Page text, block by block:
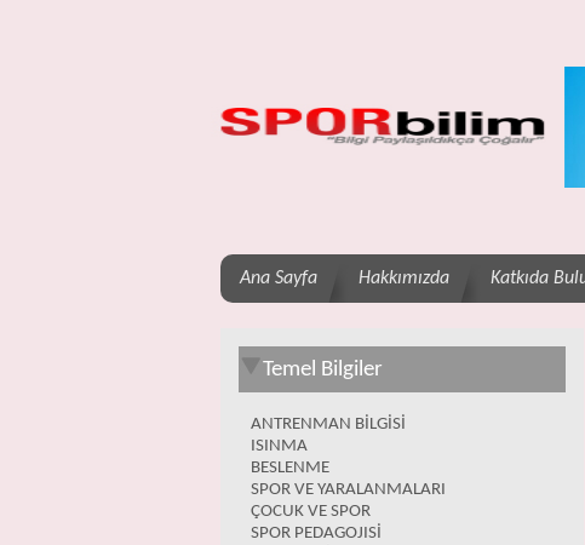
Ana Sayfa Hakkımızda Katkıda
Temel Bilgiler
ANTRENMAN BİLGİSİ
ISINMA
BESLENME
SPOR VE YARALANMALARI
ÇOCUK VE SPOR
SPOR PEDAGOJISİ